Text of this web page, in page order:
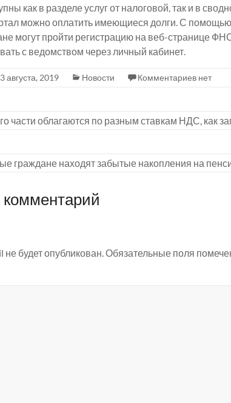
как в разделе услуг от налоговой, так и в
можно оплатить имеющиеся долги. С помощью
могут пройти регистрацию на веб-странице
с ведомством через личный кабинет.
августа, 2019 Новости Комментариев нет
части облагаются по разным ставкам НДС, как
граждане находят забытые накопления на
будет опубликован. Обязательные поля